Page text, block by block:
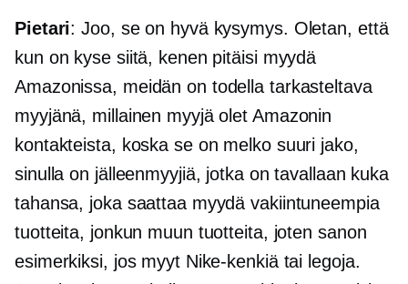
Pietari: Joo, se on hyvä kysymys. Oletan, että
kun on kyse siitä, kenen pitäisi myydä
Amazonissa, meidän on todella tarkasteltava
myyjänä, millainen myyjä olet Amazonin
kontakteista, koska se on melko suuri jako,
sinulla on jälleenmyyjiä, jotka on tavallaan kuka
tahansa, joka saattaa myydä vakiintuneempia
tuotteita, jonkun muun tuotteita, joten sanon
esimerkiksi, jos myyt Nike-kenkiä tai legoja.